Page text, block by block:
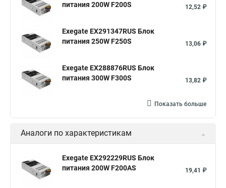
питания 200W F200S
12,52 ₽
Exegate EX291347RUS Блок
питания 250W F250S
13,06 ₽
Exegate EX288876RUS Блок
питания 300W F300S
13,82 ₽
Показать больше
Аналоги по характеристикам
Exegate EX292229RUS Блок
питания 200W F200AS
19,41 ₽